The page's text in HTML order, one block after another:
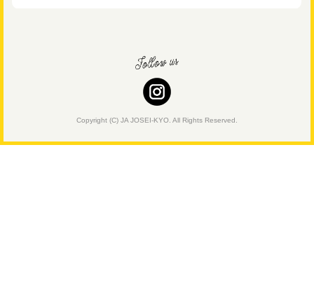
Copyright (C) JA JOSEI-KYO. All Rights Reserved.